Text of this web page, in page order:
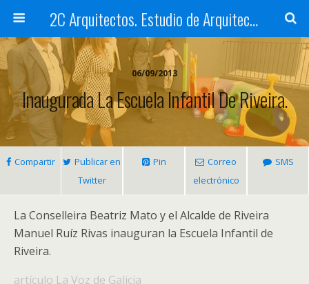
2C Arquitectos. Estudio de Arquitectura en Santiago de Compostela
06/09/2013
Inaugurada La Escuela Infantil De Riveira.
Compartir
Publicar en
Twitter
Pin
Correo
electrónico
SMS
La Conselleira Beatriz Mato y el Alcalde de Riveira
Manuel Ruíz Rivas inauguran la Escuela Infantil de
Riveira.
artículo La Voz de Galicia